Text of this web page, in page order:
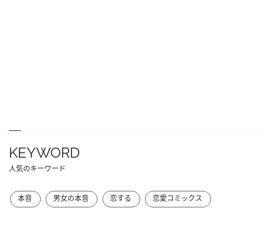
KEYWORD
人気のキーワード
本音 男女の本音 恋する 恋愛コミックス